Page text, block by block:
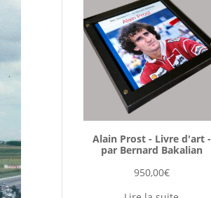
Alain Prost - Livre d'art -
par Bernard Bakalian
950,00€